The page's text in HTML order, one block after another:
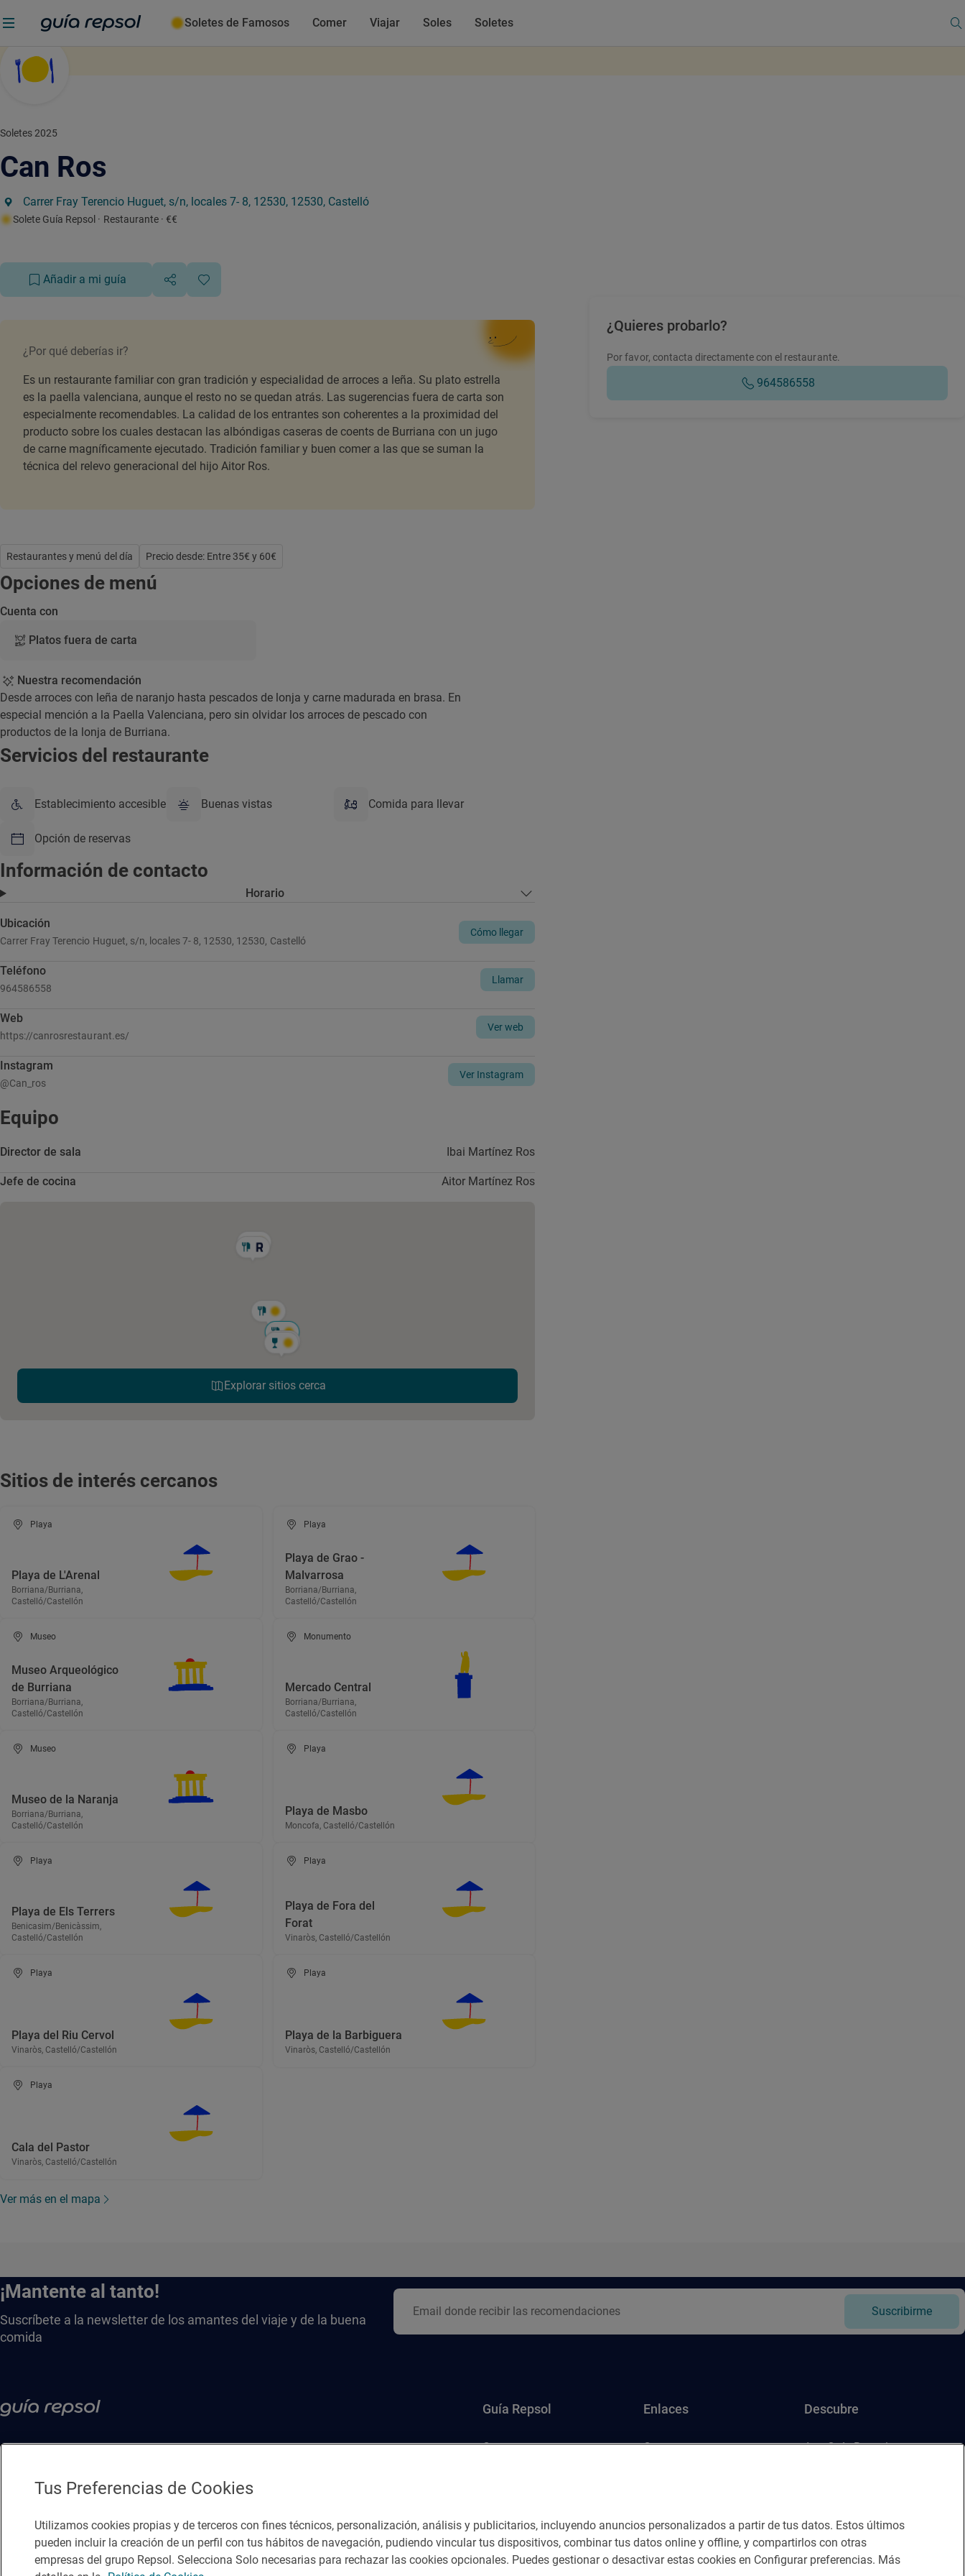
Soletes de Famosos Comer Viajar Soles Soletes
Soletes 2025
Can Ros
Carrer Fray Terencio Huguet, s/n, locales 7- 8, 12530, 12530, Castelló
Solete Guía Repsol · Restaurante · €€
Añadir a mi guía
¿Por qué deberías ir?
Es un restaurante familiar con gran tradición y especialidad de arroces a leña. Su plato estrella
es la paella valenciana, aunque el resto no se quedan atrás. Las sugerencias fuera de carta son
especialmente recomendables. La calidad de los entrantes son coherentes a la proximidad del
producto sobre los cuales destacan las albóndigas caseras de coents de Burriana con un jugo
de carne magníficamente ejecutado. Tradición familiar y buen comer a las que se suman la
técnica del relevo generacional del hijo Aitor Ros.
Restaurantes y menú del día Precio desde: Entre 35€ y 60€
Opciones de menú
Cuenta con
Platos fuera de carta
Nuestra recomendación
Desde arroces con leña de naranjo hasta pescados de lonja y carne madurada en brasa. En
especial mención a la Paella Valenciana, pero sin olvidar los arroces de pescado con
productos de la lonja de Burriana.
Servicios del restaurante
Establecimiento accesible Buenas vistas Comida para llevar
Opción de reservas
Información de contacto
Horario
Ubicación
Carrer Fray Terencio Huguet, s/n, locales 7- 8, 12530, 12530, Castelló
Cómo llegar
Teléfono
964586558
Llamar
Web
https://canrosrestaurant.es/
Ver web
Instagram
@Can_ros
Ver Instagram
Equipo
Director de sala Ibai Martínez Ros
Jefe de cocina Aitor Martínez Ros
Explorar sitios cerca
Sitios de interés cercanos
Playa
Playa de L'Arenal
Borriana/Burriana,
Castelló/Castellón
Playa
Playa de Grao -
Malvarrosa
Borriana/Burriana,
Castelló/Castellón
Museo
Museo Arqueológico
de Burriana
Borriana/Burriana,
Castelló/Castellón
Monumento
Mercado Central
Borriana/Burriana,
Castelló/Castellón
Museo
Museo de la Naranja
Borriana/Burriana,
Castelló/Castellón
Playa
Playa de Masbo
Moncofa, Castelló/Castellón
Playa
Playa de Els Terrers
Benicasim/Benicàssim,
Castelló/Castellón
Playa
Playa de Fora del
Forat
Vinaròs, Castelló/Castellón
Playa
Playa del Riu Cervol
Vinaròs, Castelló/Castellón
Playa
Playa de la Barbiguera
Vinaròs, Castelló/Castellón
Playa
Cala del Pastor
Vinaròs, Castelló/Castellón
Ver más en el mapa
¿Quieres probarlo?
964586558
Por favor, contacta directamente con el restaurante.
¡Mantente al tanto!
Suscríbete a la newsletter de los amantes del viaje y de la buena
comida
Suscribirme
Guía Repsol
Comer
Enlaces
Contacto
Descubre
App Guía Repsol
Tus Preferencias de Cookies
Utilizamos cookies propias y de terceros con fines técnicos, personalización, análisis y publicitarios, incluyendo anuncios personalizados a partir de tus datos. Estos últimos
pueden incluir la creación de un perfil con tus hábitos de navegación, pudiendo vincular tus dispositivos, combinar tus datos online y offline, y compartirlos con otras
empresas del grupo Repsol. Selecciona Solo necesarias para rechazar las cookies opcionales. Puedes gestionar o desactivar estas cookies en Configurar preferencias. Más